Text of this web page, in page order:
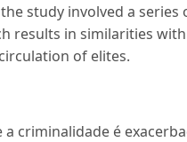
study involved a series
results in similarities
of elites.
criminalidade é